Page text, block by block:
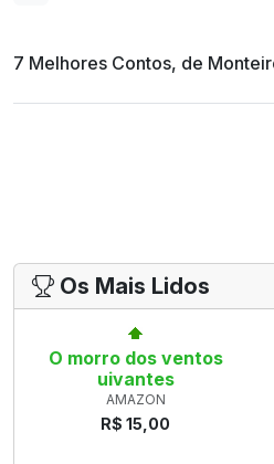
7 Melhores Contos, de
Os Mais Lidos
O morro dos ventos
uivantes
AMAZON
R$ 15,00